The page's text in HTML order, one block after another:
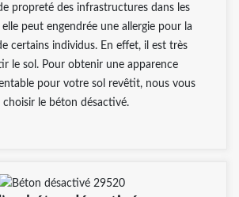
propreté des infrastructures dans les
peut engendrée une allergie pour la
certains individus. En effet, il est très
le sol. Pour obtenir une apparence
pour votre sol revêtit, nous vous
le béton désactivé.